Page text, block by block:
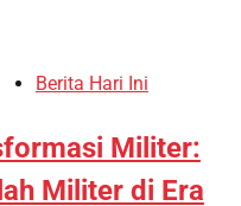
Berita Hari Ini
Militer:
Militer di Era